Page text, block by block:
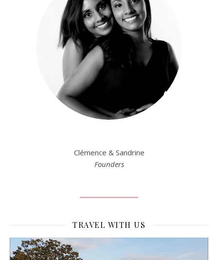
Clémence & Sandrine
Founders
TRAVEL WITH US
Lecteur
vidéo